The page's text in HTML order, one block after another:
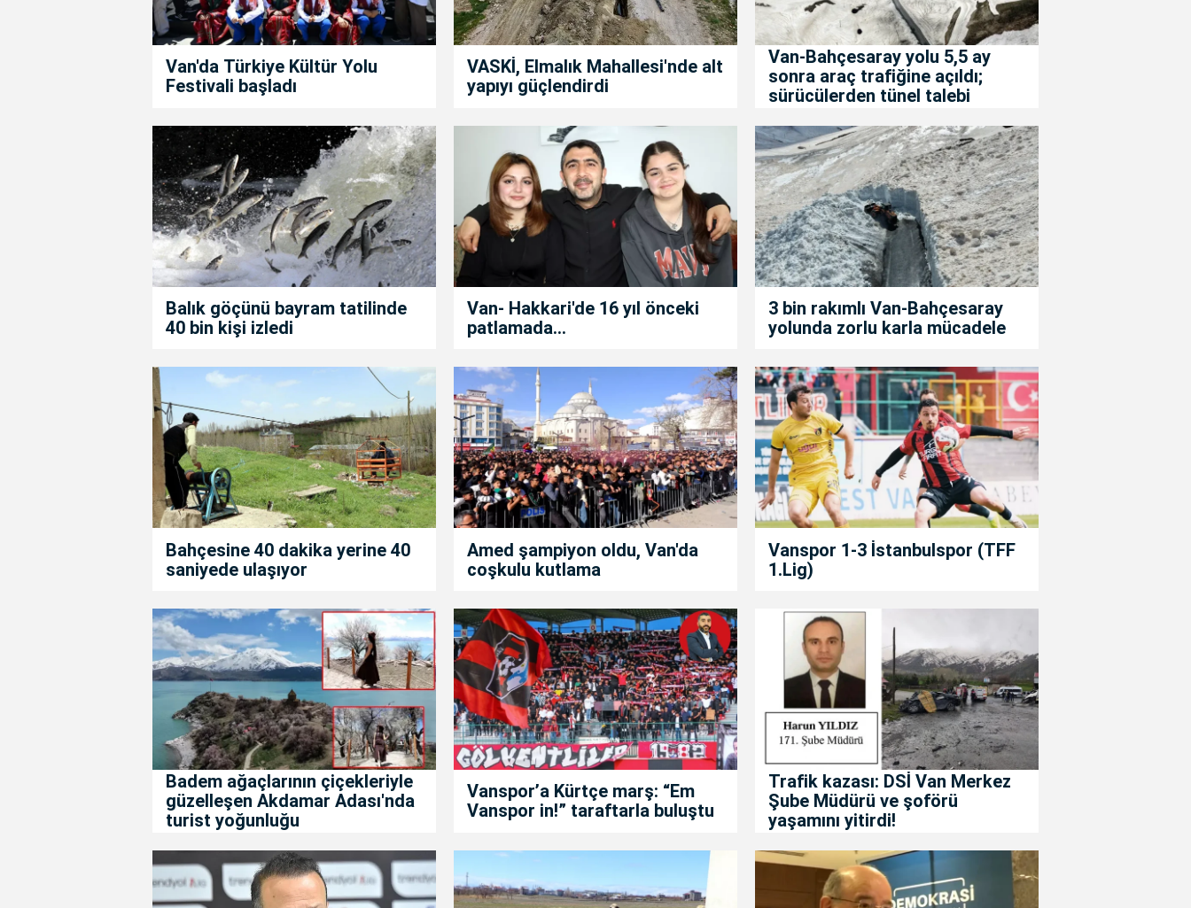
Van'da Türkiye Kültür Yolu
Festivali başladı
VASKİ, Elmalık Mahallesi'nde alt
yapıyı güçlendirdi
Van-Bahçesaray yolu 5,5 ay
sonra araç trafiğine açıldı;
sürücülerden tünel talebi
Balık göçünü bayram tatilinde
40 bin kişi izledi
Van- Hakkari'de 16 yıl önceki
patlamada...
3 bin rakımlı Van-Bahçesaray
yolunda zorlu karla mücadele
Bahçesine 40 dakika yerine 40
saniyede ulaşıyor
Amed şampiyon oldu, Van'da
coşkulu kutlama
Vanspor 1-3 İstanbulspor (TFF
1.Lig)
Badem ağaçlarının çiçekleriyle
güzelleşen Akdamar Adası'nda
turist yoğunluğu
Vanspor’a Kürtçe marş: “Em
Vanspor in!” taraftarla buluştu
Trafik kazası: DSİ Van Merkez
Şube Müdürü ve şoförü
yaşamını yitirdi!